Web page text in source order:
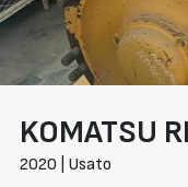
KOMATSU
2020 | Usato